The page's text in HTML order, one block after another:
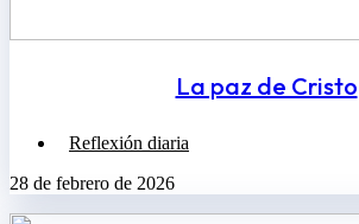
La paz de Cristo
Reflexión diaria
28 de febrero de 2026